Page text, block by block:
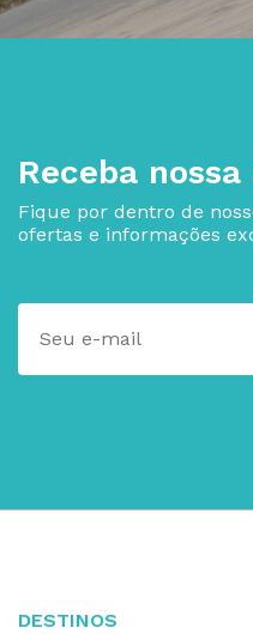
Receba
Fique por dentro de
ofertas e informações
DESTINOS